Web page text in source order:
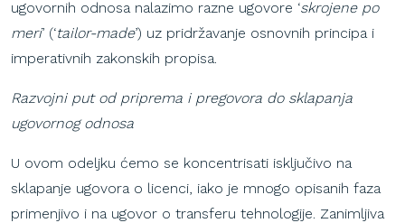
ugovornih odnosa nalazimo razne ugovore ‘skrojene po
meri’ (‘tailor-made’) uz pridržavanje osnovnih principa i
imperativnih zakonskih propisa.
Razvojni put od priprema i pregovora do sklapanja
ugovornog odnosa
U ovom odeljku ćemo se koncentrisati isključivo na
sklapanje ugovora o licenci, iako je mnogo opisanih faza
primenjivo i na ugovor o transferu tehnologije. Zanimljiva